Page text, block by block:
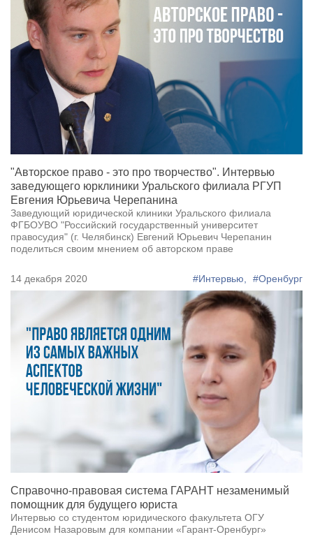
"Авторское право - это про творчество". Интервью
заведующего юрклиники Уральского филиала РГУП
Евгения Юрьевича Черепанина
Заведующий юридической клиники Уральского филиала
ФГБОУВО "Российский государственный университет
правосудия" (г. Челябинск) Евгений Юрьевич Черепанин
поделиться своим мнением об авторском праве
14 декабря 2020 #Интервью, #Оренбург
Справочно-правовая система ГАРАНТ незаменимый
помощник для будущего юриста
Интервью со студентом юридического факультета ОГУ
Денисом Назаровым для компании «Гарант-Оренбург»